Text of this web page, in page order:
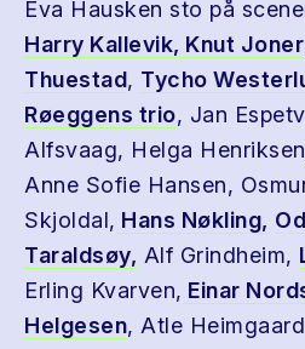
Eva Hausken sto på
Harry Kallevik, Knut Joner
Thuestad, Tycho
Røeggens trio, Jan
Alfsvaag, Helga
Anne Sofie Hansen,
Skjoldal, Hans Nøkling,
Taraldsøy, Alf Grindheim,
Erling Kvarven, Einar
Helgesen, Atle Heimgaard